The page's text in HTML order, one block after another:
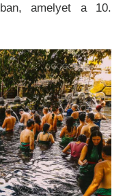
amelyet a 10.